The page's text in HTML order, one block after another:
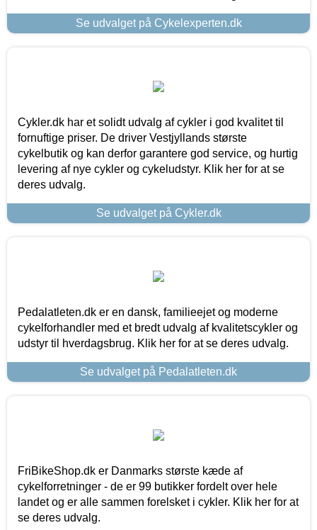
Se udvalget på Cykelexperten.dk
Cykler.dk har et solidt udvalg af cykler i god kvalitet til
fornuftige priser. De driver Vestjyllands største
cykelbutik og kan derfor garantere god service, og hurtig
levering af nye cykler og cykeludstyr. Klik her for at se
deres udvalg.
Se udvalget på Cykler.dk
Pedalatleten.dk er en dansk, familieejet og moderne
cykelforhandler med et bredt udvalg af kvalitetscykler og
udstyr til hverdagsbrug. Klik her for at se deres udvalg.
Se udvalget på Pedalatleten.dk
FriBikeShop.dk er Danmarks største kæde af
cykelforretninger - de er 99 butikker fordelt over hele
landet og er alle sammen forelsket i cykler. Klik her for at
se deres udvalg.